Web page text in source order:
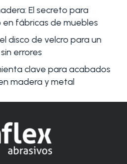
El secreto para
fábricas de muebles
disco de velcro para un
errores
clave para acabados
madera y metal